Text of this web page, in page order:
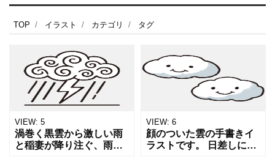
TOP イラスト カテゴリ タグ
VIEW: 5
渦巻く黒雲から激しい雨
と稲妻が降り注ぐ、雨雲
VIEW: 6
顔のついた雲の手書きイ
ラストです。 日差しにも